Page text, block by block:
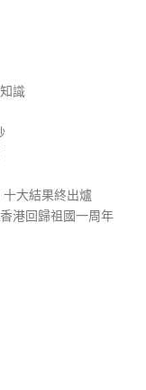
識
大結果終出爐
港回歸祖國一周年